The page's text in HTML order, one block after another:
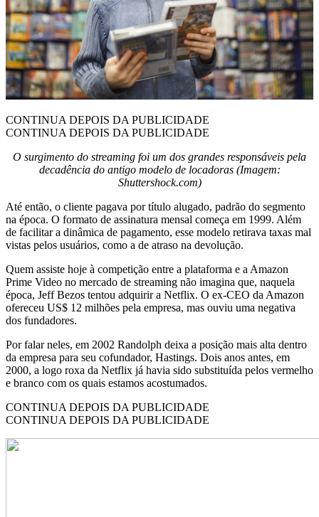
CONTINUA DEPOIS DA PUBLICIDADE
CONTINUA DEPOIS DA PUBLICIDADE
O surgimento do streaming foi um dos grandes responsáveis pela
decadência do antigo modelo de locadoras (Imagem:
Shuttershock.com)
Até então, o cliente pagava por título alugado, padrão do segmento
na época. O formato de assinatura mensal começa em 1999. Além
de facilitar a dinâmica de pagamento, esse modelo retirava taxas mal
vistas pelos usuários, como a de atraso na devolução.
Quem assiste hoje à competição entre a plataforma e a Amazon
Prime Video no mercado de streaming não imagina que, naquela
época, Jeff Bezos tentou adquirir a Netflix. O ex-CEO da Amazon
ofereceu US$ 12 milhões pela empresa, mas ouviu uma negativa
dos fundadores.
Por falar neles, em 2002 Randolph deixa a posição mais alta dentro
da empresa para seu cofundador, Hastings. Dois anos antes, em
2000, a logo roxa da Netflix já havia sido substituída pelos vermelho
e branco com os quais estamos acostumados.
CONTINUA DEPOIS DA PUBLICIDADE
CONTINUA DEPOIS DA PUBLICIDADE